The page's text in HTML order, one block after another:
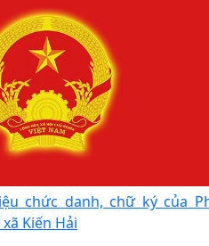
chức danh, chữ ký của
Kiến Hải